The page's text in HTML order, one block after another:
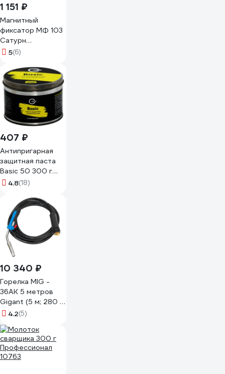
1 151 ₽
Магнитный
фиксатор МФ 103
Сатурн
4627163100246
5(6)
407 ₽
Антипригарная
защитная паста
Basic 50 300 г
Start SP4007
4.8(18)
10 340 ₽
Горелка MIG -
36AK 5 метров
Gigant (5 м; 280 А;
EURO; серия 36)
4.2(5)